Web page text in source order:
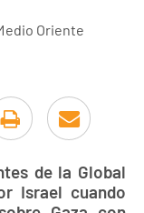
Oriente
de la Global
Israel cuando